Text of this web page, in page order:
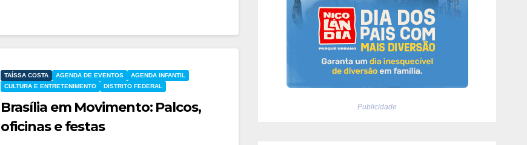
TAÍSSA COSTA AGENDA DE EVENTOS
AGENDA INFANTIL
CULTURA E ENTRETENIMENTO
DISTRITO FEDERAL
Brasília em Movimento: Palcos,
oficinas e festas
Publicidade